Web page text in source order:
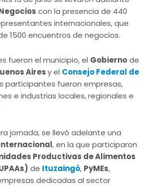
con la presencia de 440
internacionales, que
1500 encuentros de negocios.
fueron el municipio, el Gobiernode
Airesy el Consejo Federal de
participantes fueron empresas,
e industrias locales, regionales e
jornada, se llevó adelante una
, en la que participaron
Productivas de Alimentos
de Ituzaingó, PyMEs,
dedicadas al sector